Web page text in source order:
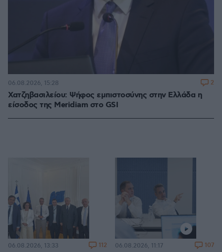
Χατζηβασιλείου: Ψήφος εμπιστοσύνης στην Ελλάδα η
είσοδος της Meridiam στο GSI
06.08.2026, 15:28 2
06.08.2026, 13:33 112 06.08.2026, 11:17 107